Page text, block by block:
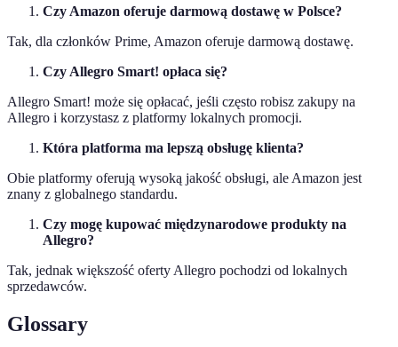
Czy Amazon oferuje darmową dostawę w Polsce?
Tak, dla członków Prime, Amazon oferuje darmową dostawę.
Czy Allegro Smart! opłaca się?
Allegro Smart! może się opłacać, jeśli często robisz zakupy na
Allegro i korzystasz z platformy lokalnych promocji.
Która platforma ma lepszą obsługę klienta?
Obie platformy oferują wysoką jakość obsługi, ale Amazon jest
znany z globalnego standardu.
Czy mogę kupować międzynarodowe produkty na
Allegro?
Tak, jednak większość oferty Allegro pochodzi od lokalnych
sprzedawców.
Glossary